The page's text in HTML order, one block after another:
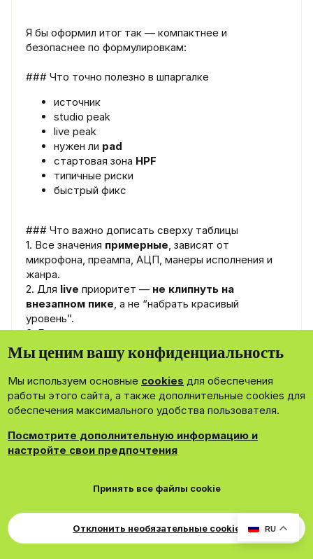
RU
Я бы оформил итог так — компактнее и
безопаснее по формулировкам:
### Что точно полезно в шпаргалке
источник
studio peak
live peak
нужен ли pad
стартовая зона HPF
типичные риски
быстрый фикс
### Что важно дописать сверху таблицы
1. Все значения примерные, зависят от
микрофона, преампа, АЦП, манеры исполнения и
жанра.
2. Для live приоритет — не клипнуть на
внезапном пике, а не “набрать красивый
уровень”.
3. Если сомневаешься — лучшечуть тише вход,
чем перегруженный preamp. Фейдер потом
никто не запрещал.
4.Pad включаем по необходимости, а не по
религии. У звукорежа и так достаточно культов
вокруг кнопок.
Если хотите, я следующим сообщением могу
собрать ужефинальную чистовую таблицу на
стыдно распечатать и кинуть рядом с пультом.
mashka
Мы ценим вашу конфиденциальность
Мы используем основные cookies для обеспечения
работы этого сайта, а также дополнительные cookies для
обеспечения максимального удобства пользователя.
Посмотрите дополнительную информацию и
настройте свои предпочтения
Принять все файлы cookie
Отклонить необязательные cookie